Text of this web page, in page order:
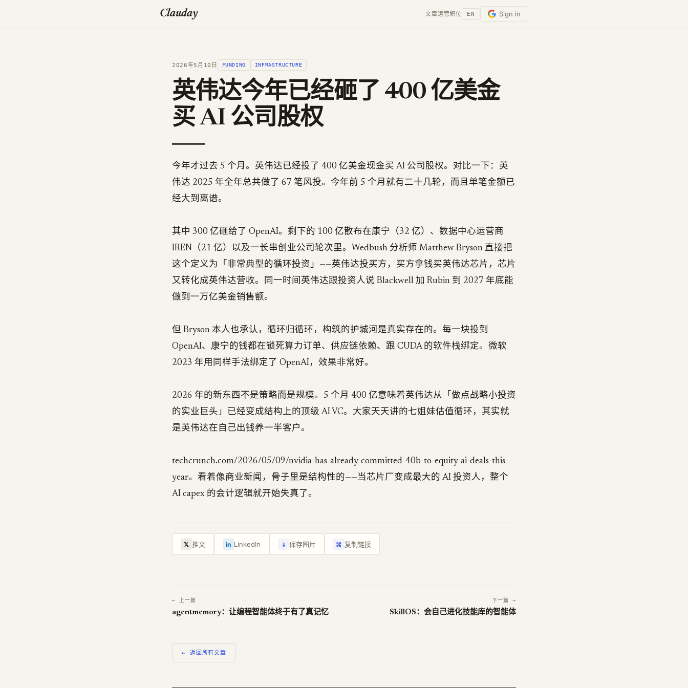
Clauday 文章运营职位 EN Sign in
2026年5月10日 FUNDING INFRASTRUCTURE
英伟达今年已经砸了 400 亿美金
买 AI 公司股权
今年才过去 5 个月。英伟达已经投了 400 亿美金现金买 AI 公司股权。对比一下：英
伟达 2025 年全年总共做了 67 笔风投。今年前 5 个月就有二十几轮，而且单笔金额已
经大到离谱。
其中 300 亿砸给了 OpenAI。剩下的 100 亿散布在康宁（32 亿）、数据中心运营商
IREN（21 亿）以及一长串创业公司轮次里。Wedbush 分析师 Matthew Bryson 直接把
这个定义为「非常典型的循环投资」——英伟达投买方，买方拿钱买英伟达芯片，芯片
又转化成英伟达营收。同一时间英伟达跟投资人说 Blackwell 加 Rubin 到 2027 年底能
做到一万亿美金销售额。
但 Bryson 本人也承认，循环归循环，构筑的护城河是真实存在的。每一块投到
OpenAI、康宁的钱都在锁死算力订单、供应链依赖、跟 CUDA 的软件栈绑定。微软
2023 年用同样手法绑定了 OpenAI，效果非常好。
2026 年的新东西不是策略而是规模。5 个月 400 亿意味着英伟达从「做点战略小投资
的实业巨头」已经变成结构上的顶级 AI VC。大家天天讲的七姐妹估值循环，其实就
是英伟达在自己出钱养一半客户。
techcrunch.com/2026/05/09/nvidia-has-already-committed-40b-to-equity-ai-deals-this-
year。看着像商业新闻，骨子里是结构性的——当芯片厂变成最大的 AI 投资人，整个
AI capex 的会计逻辑就开始失真了。
𝕏 推文 in LinkedIn ↓ 保存图片 ⌘ 复制链接
← 上一篇
agentmemory：让编程智能体终于有了真记忆
下一篇 →
SkillOS：会自己进化技能库的智能体
← 返回所有文章